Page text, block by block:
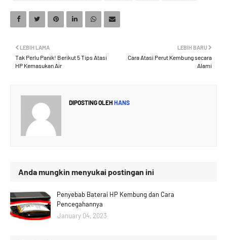
LEBIH BARU
Cara Atasi Perut Kembung secara
Alami
LEBIH LAMA
Tak Perlu Panik! Berikut 5 Tips Atasi
HP Kemasukan Air
DIPOSTING OLEH HANS
Anda mungkin menyukai postingan ini
Penyebab Baterai HP Kembung dan Cara
Pencegahannya
January 04, 2023